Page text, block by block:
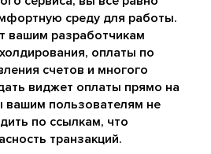
среду для работы.
вашим разработчикам
оплаты по
счетов и многого
виджет оплаты прямо на
вашим пользователям не
по ссылкам, что
транзакций.